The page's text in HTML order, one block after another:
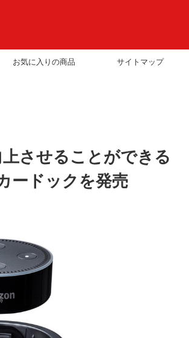
お気に入りの商品 サイトマップ
させることができる
ードックを発売